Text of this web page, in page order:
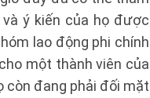
ý kiến của họ được
lao động phi chính
một thành viên của
còn đang phải đối mặt